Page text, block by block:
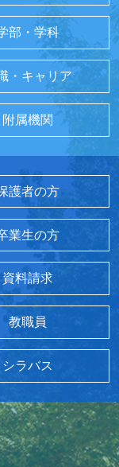
部・学科
・キャリア
附属機関
護者の方
業生の方
資料請求
教職員
シラバス